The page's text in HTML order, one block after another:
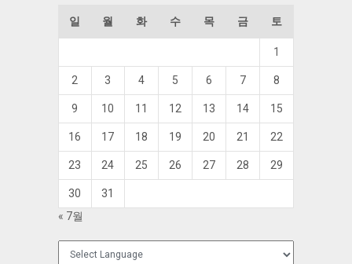
일 월 화 수 목 금 토
1
2 3 4 5 6 7 8
9 10 11 12 13 14 15
16 17 18 19 20 21 22
23 24 25 26 27 28 29
30
31
« 7월